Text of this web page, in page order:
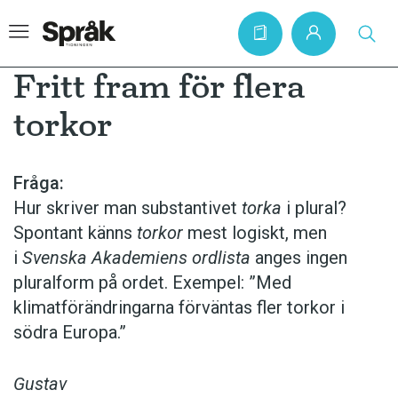
Artiklar
Krönikor
Språkfrågor
Skrivtips
Bokrecensioner
Kviss
Fritt fram för flera
torkor
Fråga:
Hur skriver man substantivet torka i plural?
Spontant känns torkor mest logiskt, men
i Svenska Akademiens ordlista anges ingen
pluralform på ordet. Exempel: ”Med
klimatförändringarna förväntas fler torkor i
södra Europa.”
Gustav